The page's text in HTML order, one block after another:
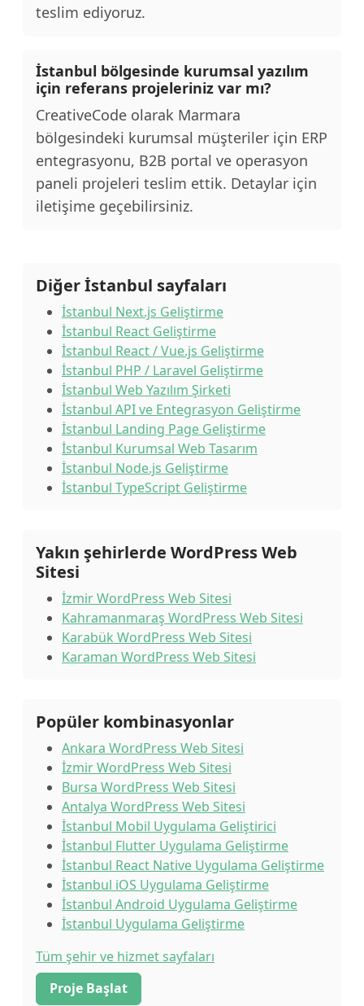
teslim ediyoruz.
İstanbul bölgesinde kurumsal yazılım
için referans projeleriniz var mı?
CreativeCode olarak Marmara
bölgesindeki kurumsal müşteriler için ERP
entegrasyonu, B2B portal ve operasyon
paneli projeleri teslim ettik. Detaylar için
iletişime geçebilirsiniz.
Diğer İstanbul sayfaları
İstanbul Next.js Geliştirme
İstanbul React Geliştirme
İstanbul React / Vue.js Geliştirme
İstanbul PHP / Laravel Geliştirme
İstanbul Web Yazılım Şirketi
İstanbul API ve Entegrasyon Geliştirme
İstanbul Landing Page Geliştirme
İstanbul Kurumsal Web Tasarım
İstanbul Node.js Geliştirme
İstanbul TypeScript Geliştirme
Yakın şehirlerde WordPress Web
Sitesi
İzmir WordPress Web Sitesi
Kahramanmaraş WordPress Web Sitesi
Karabük WordPress Web Sitesi
Karaman WordPress Web Sitesi
Popüler kombinasyonlar
Ankara WordPress Web Sitesi
İzmir WordPress Web Sitesi
Bursa WordPress Web Sitesi
Antalya WordPress Web Sitesi
İstanbul Mobil Uygulama Geliştirici
İstanbul Flutter Uygulama Geliştirme
İstanbul React Native Uygulama Geliştirme
İstanbul iOS Uygulama Geliştirme
İstanbul Android Uygulama Geliştirme
İstanbul Uygulama Geliştirme
Tüm şehir ve hizmet sayfaları
Proje Başlat